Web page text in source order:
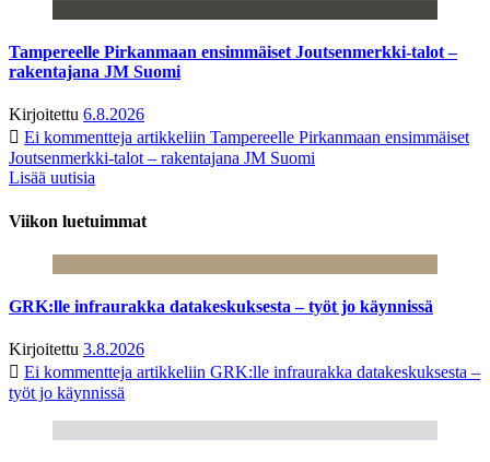
Tampereelle Pirkanmaan ensimmäiset Joutsenmerkki-talot –
rakentajana JM Suomi
Kirjoitettu 6.8.2026
Ei kommentteja artikkeliin Tampereelle Pirkanmaan ensimmäiset
Joutsenmerkki-talot – rakentajana JM Suomi
Lisää uutisia
Viikon luetuimmat
GRK:lle infraurakka datakeskuksesta – työt jo käynnissä
Kirjoitettu 3.8.2026
Ei kommentteja artikkeliin GRK:lle infraurakka datakeskuksesta –
työt jo käynnissä